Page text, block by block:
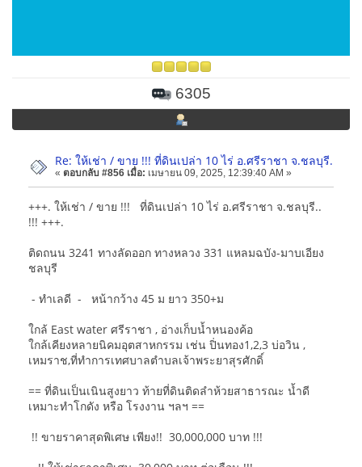
6305
Re: ให้เช่า / ขาย !!! ที่ดินเปล่า 10 ไร่ อ.ศรีราชา จ.ชลบุรี.
« ตอบกลับ #856 เมื่อ: เมษายน 09, 2025, 12:39:40 AM »
+++. ให้เช่า / ขาย !!! ที่ดินเปล่า 10 ไร่ อ.ศรีราชา จ.ชลบุรี..
!!! +++.
ติดถนน 3241 ทางลัดออก ทางหลวง 331 แหลมฉบัง-มาบเอียง
ชลบุรี
- ทำเลดี - หน้ากว้าง 45 ม ยาว 350+ม
ใกล้ East water ศรีราชา , อ่างเก็บน้ำหนองค้อ
ใกล้เคียงหลายนิคมอุตสาหกรรม เช่น ปิ่นทอง1,2,3 บ่อวิน ,
เหมราช,ที่ทำการเทศบาลตำบลเจ้าพระยาสุรศักดิ์
== ที่ดินเป็นเนินสูงยาว ท้ายที่ดินติดลำห้วยสาธารณะ น้ำดี
เหมาะทำโกดัง หรือ โรงงาน ฯลฯ ==
!! ขายราคาสุดพิเศษ เพียง!! 30,000,000 บาท !!!